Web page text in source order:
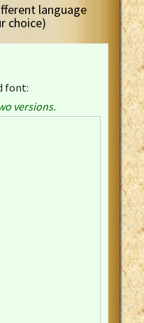
language
choice)
font:
versions.